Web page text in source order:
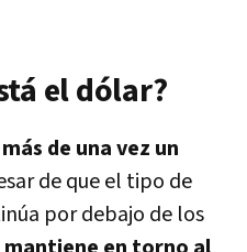
el dólar?
de una vez un
de que el tipo de
por debajo de los